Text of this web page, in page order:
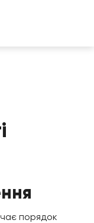
порядок